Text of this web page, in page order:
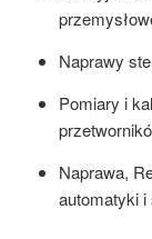
Naprawy
Pomiary i
Naprawa,
automatyki i